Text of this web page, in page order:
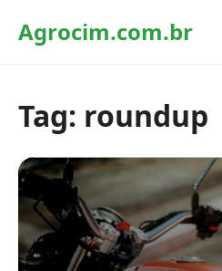
Agrocim.com.br
Tag: roundup